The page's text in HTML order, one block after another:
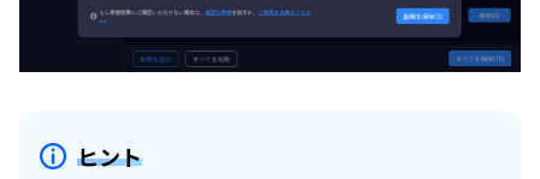
ヒント